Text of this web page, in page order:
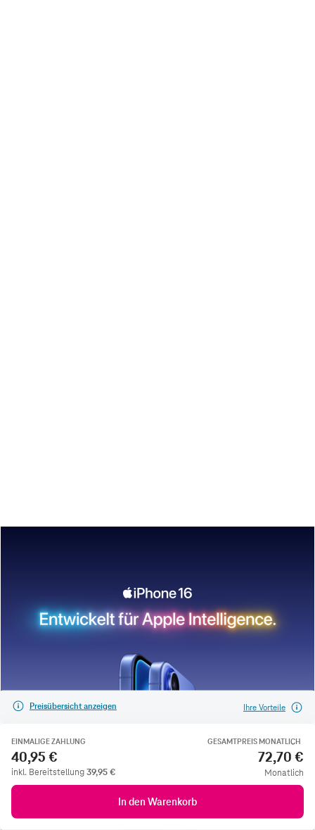
Preisübersicht anzeigen Ihre Vorteile
EINMALIGE ZAHLUNG
40,95 €
inkl. Bereitstellung39,95€
GESAMTPREIS MONATLICH
72,70 €
Monatlich
In den Warenkorb